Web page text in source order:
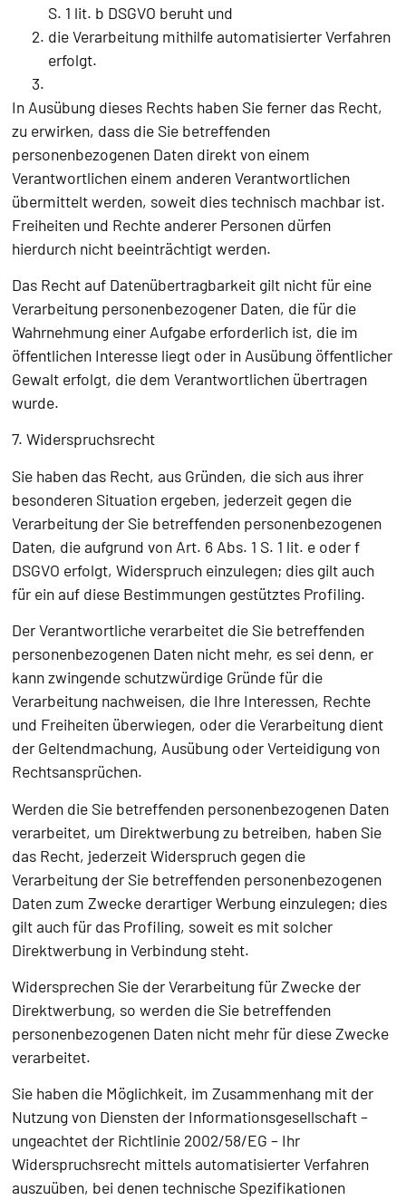
S. 1 lit. b DSGVO beruht und
die Verarbeitung mithilfe automatisierter Verfahren
erfolgt.
In Ausübung dieses Rechts haben Sie ferner das Recht,
zu erwirken, dass die Sie betreffenden
personenbezogenen Daten direkt von einem
Verantwortlichen einem anderen Verantwortlichen
übermittelt werden, soweit dies technisch machbar ist.
Freiheiten und Rechte anderer Personen dürfen
hierdurch nicht beeinträchtigt werden.
Das Recht auf Datenübertragbarkeit gilt nicht für eine
Verarbeitung personenbezogener Daten, die für die
Wahrnehmung einer Aufgabe erforderlich ist, die im
öffentlichen Interesse liegt oder in Ausübung öffentlicher
Gewalt erfolgt, die dem Verantwortlichen übertragen
wurde.
7. Widerspruchsrecht
Sie haben das Recht, aus Gründen, die sich aus ihrer
besonderen Situation ergeben, jederzeit gegen die
Verarbeitung der Sie betreffenden personenbezogenen
Daten, die aufgrund von Art. 6 Abs. 1 S. 1 lit. e oder f
DSGVO erfolgt, Widerspruch einzulegen; dies gilt auch
für ein auf diese Bestimmungen gestütztes Profiling.
Der Verantwortliche verarbeitet die Sie betreffenden
personenbezogenen Daten nicht mehr, es sei denn, er
kann zwingende schutzwürdige Gründe für die
Verarbeitung nachweisen, die Ihre Interessen, Rechte
und Freiheiten überwiegen, oder die Verarbeitung dient
der Geltendmachung, Ausübung oder Verteidigung von
Rechtsansprüchen.
Werden die Sie betreffenden personenbezogenen Daten
verarbeitet, um Direktwerbung zu betreiben, haben Sie
das Recht, jederzeit Widerspruch gegen die
Verarbeitung der Sie betreffenden personenbezogenen
Daten zum Zwecke derartiger Werbung einzulegen; dies
gilt auch für das Profiling, soweit es mit solcher
Direktwerbung in Verbindung steht.
Widersprechen Sie der Verarbeitung für Zwecke der
Direktwerbung, so werden die Sie betreffenden
personenbezogenen Daten nicht mehr für diese Zwecke
verarbeitet.
Sie haben die Möglichkeit, im Zusammenhang mit der
Nutzung von Diensten der Informationsgesellschaft –
ungeachtet der Richtlinie 2002/58/EG – Ihr
Widerspruchsrecht mittels automatisierter Verfahren
auszuüben, bei denen technische Spezifikationen